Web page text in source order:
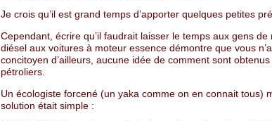
Je crois qu’il est grand temps d’apporter quelques petites
Cependant, écrire qu’il faudrait laisser le temps aux gens
diésel aux voitures à moteur essence démontre que vous
concitoyen d’ailleurs, aucune idée de comment sont
pétroliers.
Un écologiste forcené (un yaka comme on en connait tous)
solution était simple :